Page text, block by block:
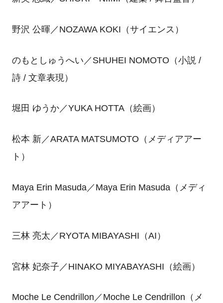
野沢 公暉／NOZAWA KOKI（サイエンス）
のもとしゅうへい／SHUHEI NOMOTO（小説 /
詩 / 文章表現）
堀田 ゆうか／YUKA HOTTA（絵画）
松本 新／ARATA MATSUMOTO（メディアアー
ト）
Maya Erin Masuda／Maya Erin Masuda（メディ
アアート）
三林 亮太／RYOTA MIBAYASHI（AI）
宮林 妃奈子／HINAKO MIYABAYASHI（絵画）
Moche Le Cendrillon／Moche Le Cendrillon（メ